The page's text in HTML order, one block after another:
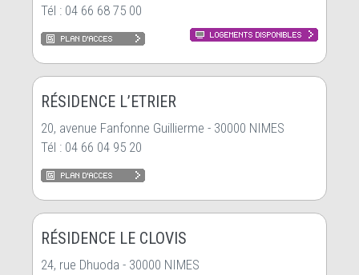
Tél : 04 66 68 75 00
RÉSIDENCE L’ETRIER
20, avenue Fanfonne Guillierme - 30000 NIMES
Tél : 04 66 04 95 20
RÉSIDENCE LE CLOVIS
24, rue Dhuoda - 30000 NIMES